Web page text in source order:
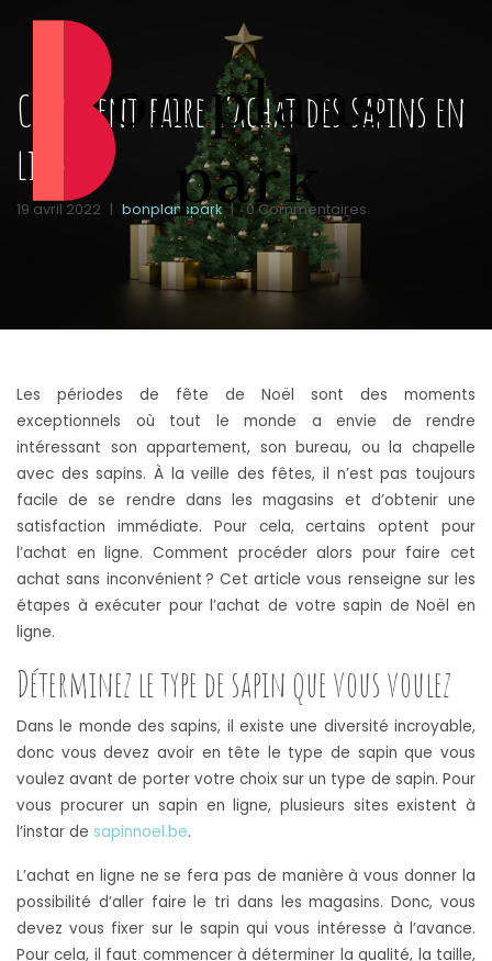
Comment faire l’achat des sapins en
ligne ?
19 avril 2022 | bonplanspark | 0 Commentaires
Les périodes de fête de Noël sont des moments
exceptionnels où tout le monde a envie de rendre
intéressant son appartement, son bureau, ou la chapelle
avec des sapins. À la veille des fêtes, il n’est pas toujours
facile de se rendre dans les magasins et d’obtenir une
satisfaction immédiate. Pour cela, certains optent pour
l’achat en ligne. Comment procéder alors pour faire cet
achat sans inconvénient ? Cet article vous renseigne sur les
étapes à exécuter pour l’achat de votre sapin de Noël en
ligne.
Déterminez le type de sapin que vous voulez
Dans le monde des sapins, il existe une diversité incroyable,
donc vous devez avoir en tête le type de sapin que vous
voulez avant de porter votre choix sur un type de sapin. Pour
vous procurer un sapin en ligne, plusieurs sites existent à
l’instar de sapinnoel.be.
L’achat en ligne ne se fera pas de manière à vous donner la
possibilité d’aller faire le tri dans les magasins. Donc, vous
devez vous fixer sur le sapin qui vous intéresse à l’avance.
Pour cela, il faut commencer à déterminer la qualité, la taille,